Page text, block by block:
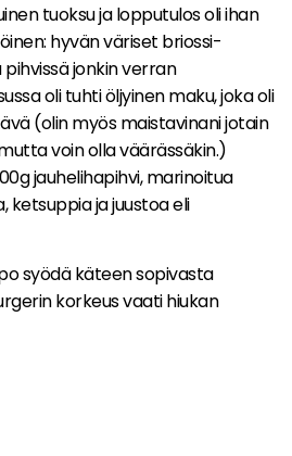
tuoksu ja lopputulos oli ihan
hyvän väriset briossi-
jonkin verran
oli tuhti öljyinen maku, joka oli
(olin myös maistavinani jotain
voin olla väärässäkin.)
jauhelihapihvi, marinoitua
ketsuppia ja juustoa eli
syödä käteen sopivasta
korkeus vaati hiukan